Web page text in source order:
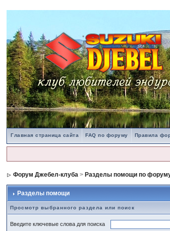
Главная страница сайта FAQ по форуму Правила
Форум Джебел-клуба > Разделы помощи по
Разделы помощи
Просмотр выбранного раздела или поиск
Введите ключевые слова для поиска